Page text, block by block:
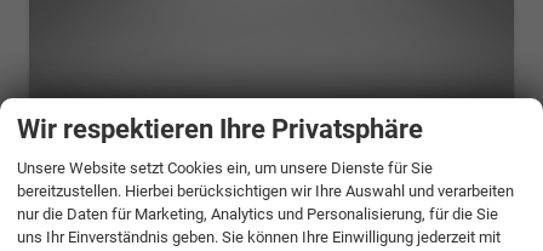
Wir respektieren Ihre Privatsphäre
Unsere Website setzt Cookies ein, um unsere Dienste für Sie
bereitzustellen. Hierbei berücksichtigen wir Ihre Auswahl und verarbeiten
nur die Daten für Marketing, Analytics und Personalisierung, für die Sie
uns Ihr Einverständnis geben. Sie können Ihre Einwilligung jederzeit mit